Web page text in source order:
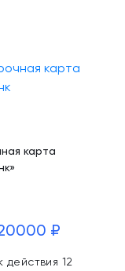
карта
₽
действия 12